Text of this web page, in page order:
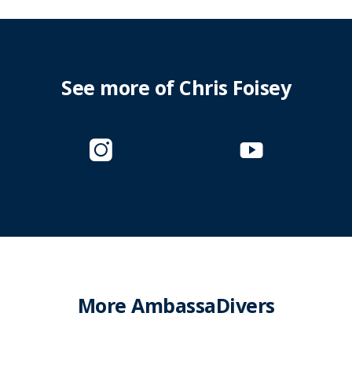
See more of Chris Foisey
More AmbassaDivers